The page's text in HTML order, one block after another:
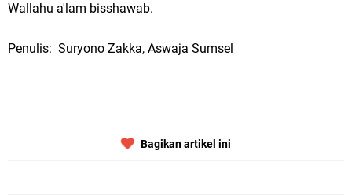
Wallahu a'lam bisshawab.
Penulis: Suryono Zakka, Aswaja Sumsel
Bagikan artikel ini